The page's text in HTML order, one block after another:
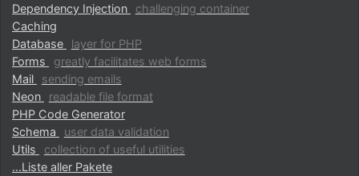
Dependency Injection
challenging container
Caching
Database
layer for PHP
Forms
greatly facilitates web forms
Mail
sending emails
Neon
readable file format
PHP Code Generator
Schema
user data validation
Utils
collection of useful utilities
...Liste aller Pakete